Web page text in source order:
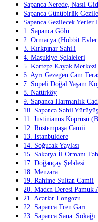
Sapanca Nerede, Nasıl
Sapanca Günübirlik
Sapanca Gezilecek Yerler
1. Sapanca Gölü
2. Ormanya (Hobbit
3. Kırkpınar Sahili
4. Maşukiye Şelaleleri
5. Kartepe Kayak Merkezi
6. Ayrı Gezegen Cam
7. Sopeli Doğal Yaşam
8. Natürköy
9. Sapanca Harmanlık
10. Sapanca Sahil
11. Justinianus Köprüsü
12. Rüstempaşa Camii
13. İstanbuldere
14. Soğucak Yaylası
15. Sakarya İl Ormanı
17. Doğançay Şelalesi
18. Menzara
19. Rahime Sultan Camii
20. Maden Deresi Pamuk
21. Acarlar Longozu
22. Sapanca Tren Garı
23. Sapanca Sanat Sokağı